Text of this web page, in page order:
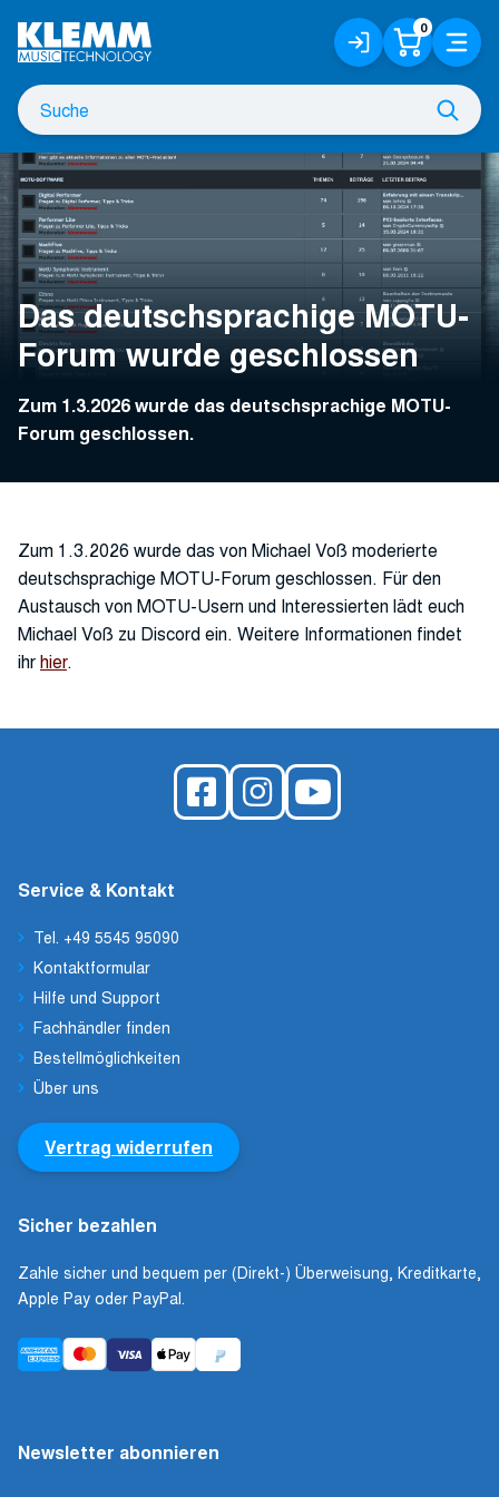
Hauptinhalt
Suche
nach
Anmelden
/
Registrieren
0 Menü
Das deutschsprachige MOTU-
Forum wurde geschlossen
Zum 1.3.2026 wurde das deutschsprachige MOTU-
Forum geschlossen.
Zum 1.3.2026 wurde das von Michael Voß moderierte
deutschsprachige MOTU-Forum geschlossen. Für den
Austausch von MOTU-Usern und Interessierten lädt euch
Michael Voß zu Discord ein. Weitere Informationen findet
ihrhier.
Service & Kontakt
Tel. +49 5545 95090
Kontaktformular
Hilfe und Support
Fachhändler finden
Bestellmöglichkeiten
Über uns
Vertrag widerrufen
Sicher bezahlen
Zahle sicher und bequem per (Direkt-) Überweisung, Kreditkarte,
Apple Pay oder PayPal.
Newsletter abonnieren